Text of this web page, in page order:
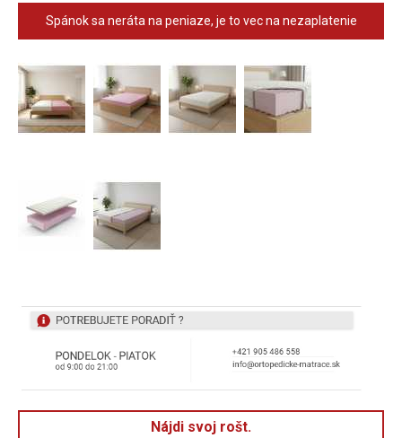
Spánok sa neráta na peniaze, je to vec na nezaplatenie
Nájdi svoj rošt.